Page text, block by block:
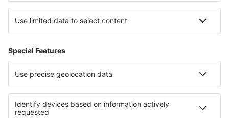
Enshi Xujiaping Airport (ENH)
Erenhot Saiwusu Airport (ERL)
Foshán Shadi (FUO)
Fuyang Xiguan (FUG)
Fuyuan Dongji Airport (FYJ)
Fuyun Koktokay (FYN)